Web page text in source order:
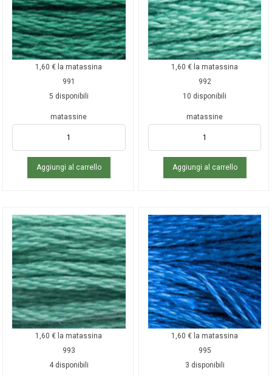
1,60€ la matassina
991
5 disponibili
matassine
Aggiungi al carrello
1,60€ la matassina
992
10 disponibili
matassine
Aggiungi al carrello
1,60€ la matassina
993
4 disponibili
1,60€ la matassina
995
3 disponibili